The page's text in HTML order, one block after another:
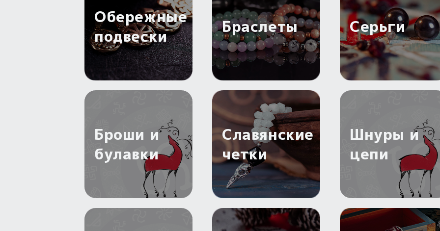
Обережные
подвески
Браслеты Серьги
Броши и
булавки
Славянские
четки
Шнуры и
цепи